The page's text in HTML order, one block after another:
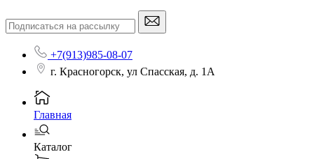
+7(913)985-08-07
г. Красногорск, ул Спасская, д. 1А
Главная
Каталог